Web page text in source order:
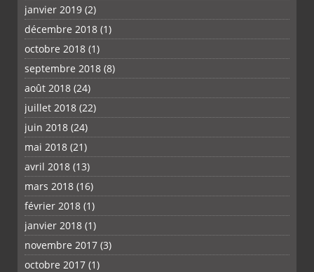
janvier 2019 (2)
décembre 2018 (1)
octobre 2018 (1)
septembre 2018 (8)
août 2018 (24)
juillet 2018 (22)
juin 2018 (24)
mai 2018 (21)
avril 2018 (13)
mars 2018 (16)
février 2018 (1)
janvier 2018 (1)
novembre 2017 (3)
octobre 2017 (1)